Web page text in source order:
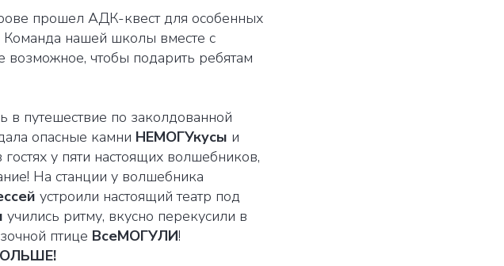
прошел АДК-квест для особенных
Команда нашей школы вместе с
возможное, чтобы подарить ребятам
в путешествие по заколдованной
опасные камни НЕМОГУкусы и
у пяти настоящих волшебников,
На станции у волшебника
устроили настоящий театр под
учились ритму, вкусно перекусили в
птице ВсеМОГУЛИ!